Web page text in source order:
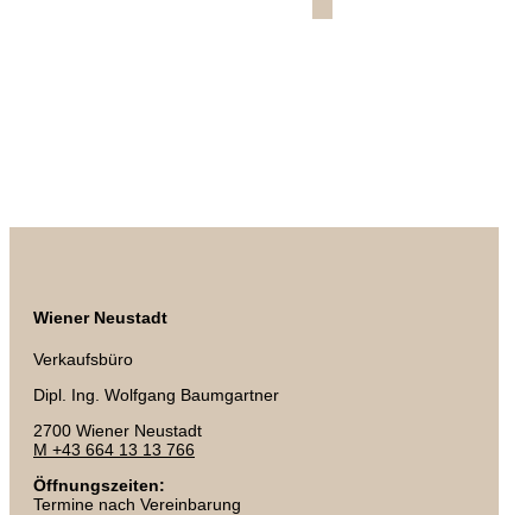
Wiener Neustadt
Verkaufsbüro
Dipl. Ing. Wolfgang Baumgartner
2700 Wiener Neustadt
M +43 664 13 13 766
Öffnungszeiten:
Termine nach Vereinbarung